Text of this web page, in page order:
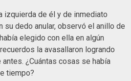
izquierda de él y de inmediato
dedo anular, observó el anillo de
elegido con ella en algún
la avasallaron logrando
¿Cuántas cosas se había
tiempo?